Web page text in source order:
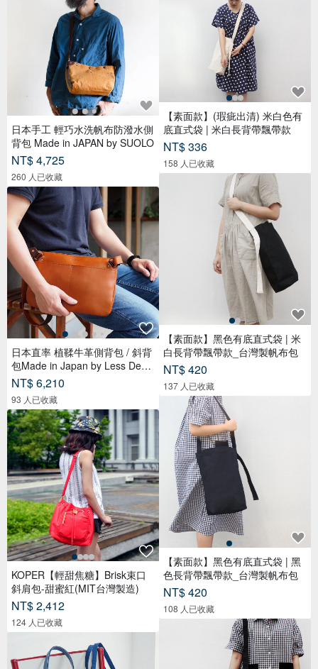
日本手工 輕巧水洗帆布防潑水側
背包 Made in JAPAN by SUOLO
NT$ 4,725
260 人已收藏
日本直率 植鞣牛革側背包 / 斜背
包Made in Japan by Less Desig
n
NT$ 6,210
93 人已收藏
KOPER【輕甜焦糖】Brisk束口
斜肩包-甜蜜紅(MIT台灣製造)
NT$ 2,412
124 人已收藏
【素面款】(瑕疵出清) 米白色有
底直式袋 | 米白長背帶飄帶款
NT$ 336
158 人已收藏
【素面款】黑色有底直式袋 | 米
白長背帶飄帶款_台灣製帆布包
NT$ 420
137 人已收藏
【素面款】黑色有底直式袋 | 黑
色長背帶飄帶款_台灣製帆布包
NT$ 420
108 人已收藏